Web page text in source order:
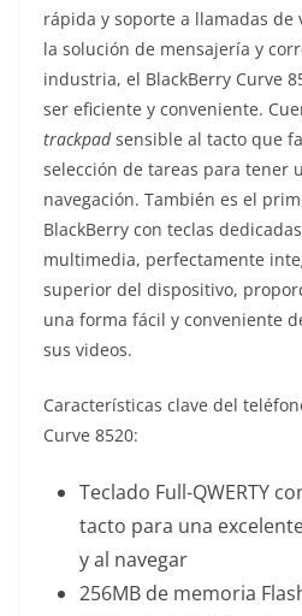
rápida y soporte a llamadas de
la solución de mensajería y
industria, el BlackBerry Curve
ser eficiente y conveniente.
trackpadsensible al tacto que
selección de tareas para tener
navegación. También es el
BlackBerry con teclas
multimedia, perfectamente
superior del dispositivo,
una forma fácil y conveniente
sus videos.
Características clave del
Curve 8520:
Teclado Full-QWERTY
tacto para una
y al navegar
256MB de memoria